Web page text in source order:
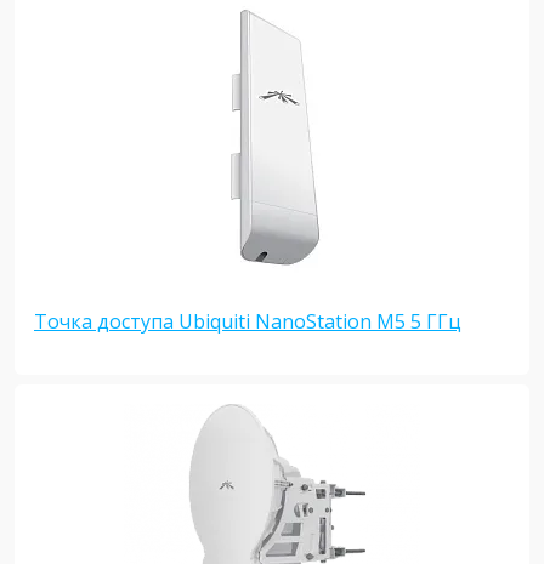
Точка доступа Ubiquiti NanoStation M5 5 ГГц